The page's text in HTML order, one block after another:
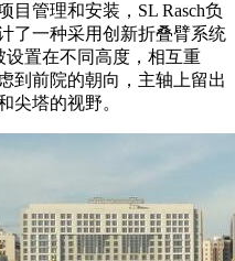
目管理和安装，SL Rasch负
了一种采用创新折叠臂系统
设置在不同高度，相互重
到前院的朝向，主轴上留出
尖塔的视野。